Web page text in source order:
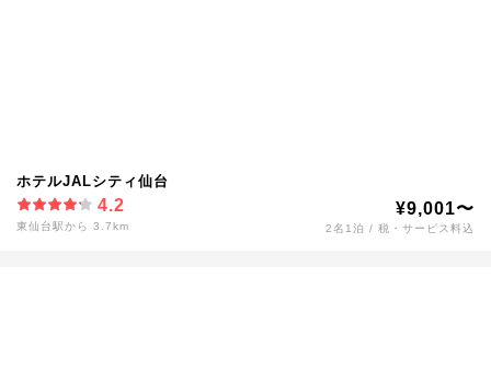
ホテルJALシティ仙台
4.2
東仙台駅から 3.7km
¥9,001〜
2名1泊 / 税・サービス料込